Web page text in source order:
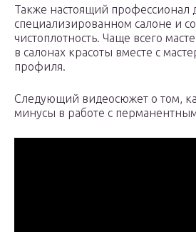
Также настоящий профессионал
специализированном салоне и
чистоплотность. Чаще всего
в салонах красоты вместе с
профиля.
Следующий видеосюжет о том,
минусы в работе с